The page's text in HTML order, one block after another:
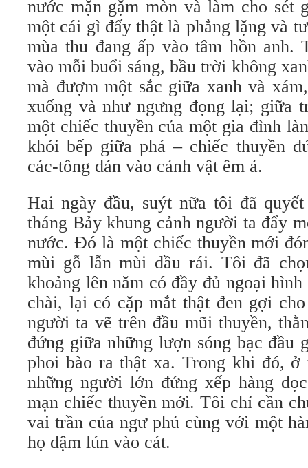
nước mặn gặm mòn và làm cho sét
một cái gì đấy thật là phẳng lặng và
mùa thu đang ấp vào tâm hồn anh.
vào mỗi buổi sáng, bầu trời không
mà đượm một sắc giữa xanh và
xuống và như ngưng đọng lại; giữa
một chiếc thuyền của một gia đình
khói bếp giữa phá – chiếc thuyền
các-tông dán vào cảnh vật êm ả.
Hai ngày đầu, suýt nữa tôi đã
tháng Bảy khung cảnh người ta đẩy
nước. Đó là một chiếc thuyền mới
mùi gỗ lẫn mùi dầu rái. Tôi đã
khoảng lên năm có đầy đủ ngoại
chài, lại có cặp mắt thật đen gợi
người ta vẽ trên đầu mũi thuyền,
đứng giữa những lượn sóng bạc đầu
phoi bào ra thật xa. Trong khi đó,
những người lớn đứng xếp hàng
mạn chiếc thuyền mới. Tôi chỉ cần
vai trần của ngư phủ cùng với một
họ dậm lún vào cát.